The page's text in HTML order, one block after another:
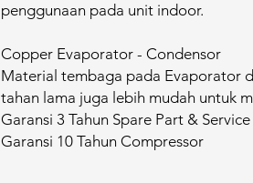
penggunaan pada unit indoor.
Copper Evaporator - Condensor
Material tembaga pada Evaporator
tahan lama juga lebih mudah untuk
Garansi 3 Tahun Spare Part & Service
Garansi 10 Tahun Compressor